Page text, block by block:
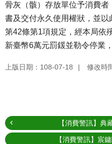
骨灰（骸）存放單位予消費
書及交付永久使用權狀，並
第42條第1項規定，經本局依
新臺幣6萬元罰鍰並勒令停業
上版日期：108-07-18 修改時
【消費警訊】典
【消費警訊】宸